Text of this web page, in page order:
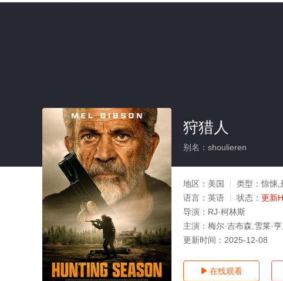
狩猎人
别名：shoulieren
地区： 美国 类型：惊悚,
语言： 英语 状态： 更新
导演： RJ·柯林斯
主演： 梅尔·吉布森,雪莱·
更新时间： 2025-12-08
 在线观看